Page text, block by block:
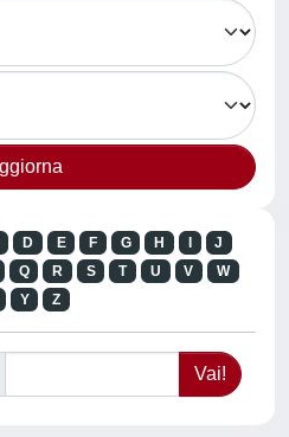
D E F G H
J
Q R S T U V
W
Y Z